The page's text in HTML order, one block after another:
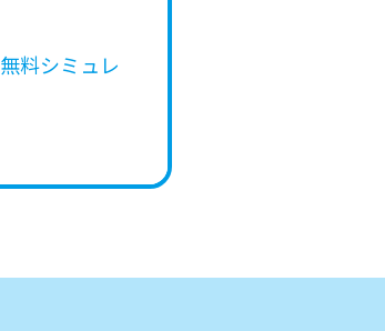
無料シミュレ